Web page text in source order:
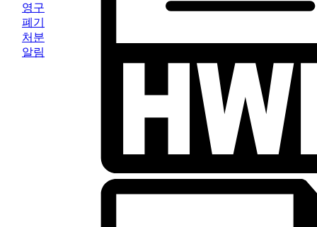
영구
폐기
처분
알림